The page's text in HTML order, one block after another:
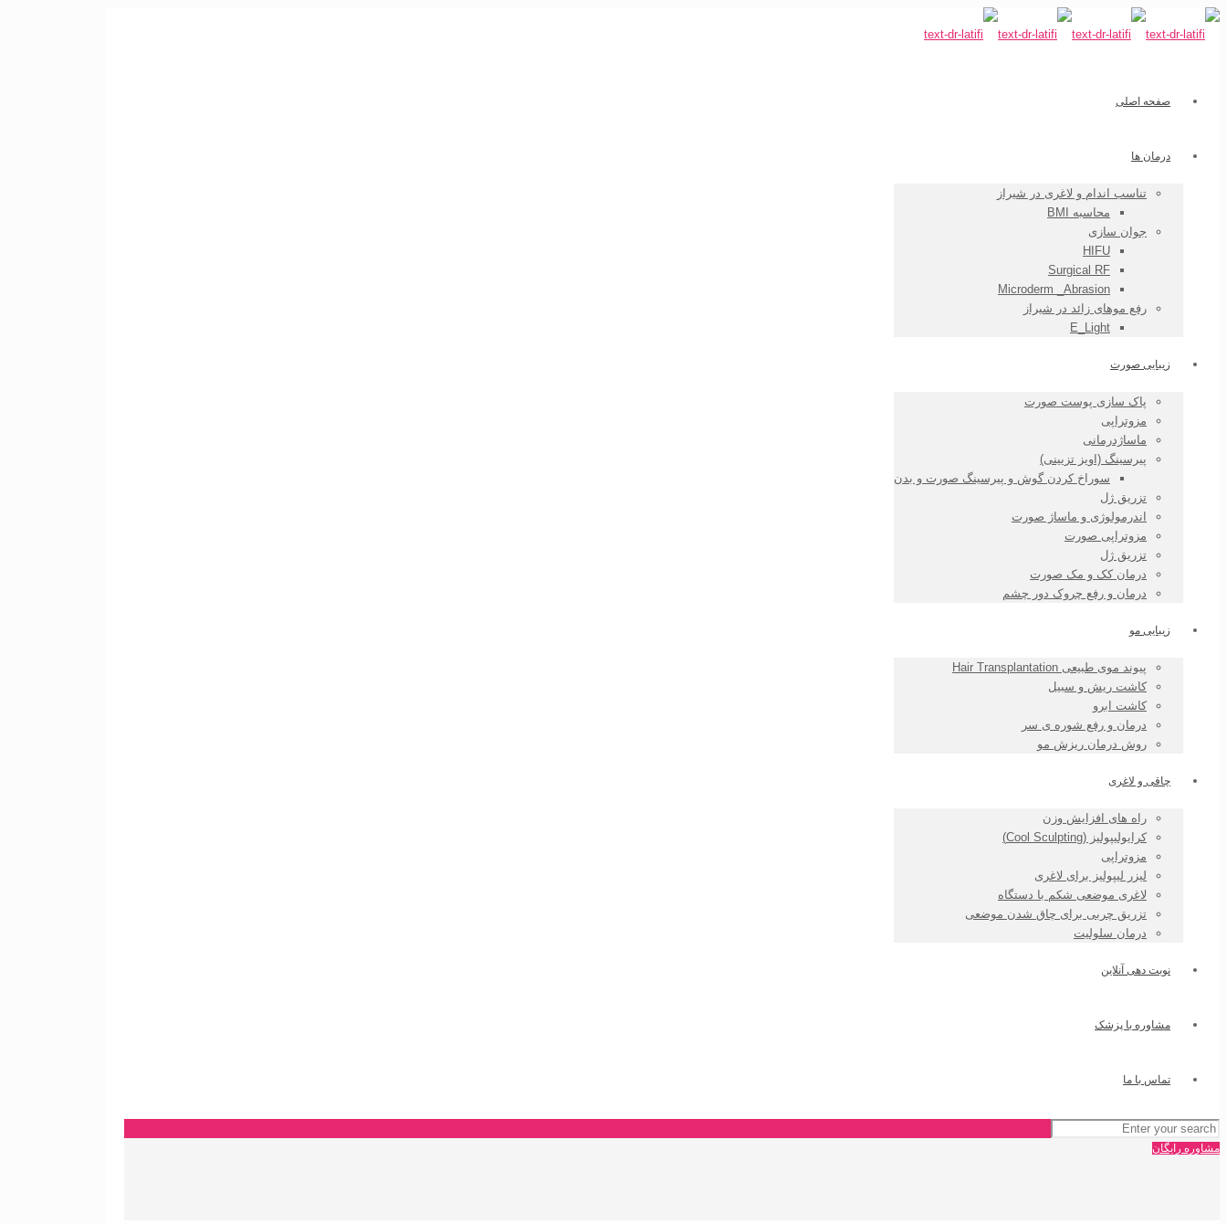
صفحه اصلی
درمان ها
تناسب اندام و لاغری در شیراز
محاسبه BMI
جوان سازی
HIFU
Surgical RF
Microderm _Abrasion
رفع موهای زائد در شیراز
E_Light
زیبایی صورت
پاک سازی پوست صورت
مزوتراپی
ماساژدرمانی
پیرسینگ (اویز تزیینی)
سوراخ کردن گوش و پیرسینگ صورت و بدن
تزریق ژل
اندرمولوژی و ماساژ صورت
مزوتراپی صورت
تزریق ژل
درمان کک و مک صورت
درمان و رفع چروک دور چشم
زیبایی مو
پیوند موی طبیعی Hair Transplantation
کاشت ریش و سبیل
کاشت ابرو
درمان و رفع شوره ی سر
روش درمان ریزش مو
چاقی و لاغری
راه های افزایش وزن
کرایولیپولیز (Cool Sculpting)
مزوتراپی
لیزر لیپولیز برای لاغری
لاغری موضعی شکم با دستگاه
تزریق چربی برای چاق شدن موضعی
درمان سلولیت
نوبت دهی آنلاین
مشاوره با پزشک
تماس با ما
مشاوره رایگان